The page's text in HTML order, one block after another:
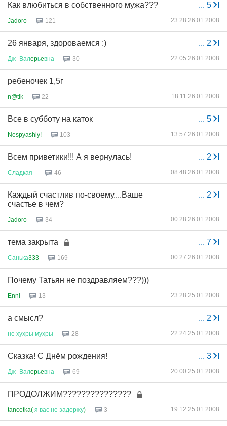
... 5
Как влюбиться в собственного мужа???
Jadoro 121 23:28 26.01.2008
... 2
26 января, здороваемся :)
Дж Валepьeвна 30 22:05 26.01.2008
ребеночек 1,5г
n@tik 22 18:11 26.01.2008
... 5
Все в субботу на каток
Nespyashiy! 103 13:57 26.01.2008
... 2
Всем приветики!!! А я вернулась!
Сладкая 46 08:48 26.01.2008
... 2
Каждый счастлив по-своему....Ваше
счастье в чем?
Jadoro 34 00:28 26.01.2008
... 7
тема закрыта
Санька333 169 00:27 26.01.2008
Почему Татьян не поздравляем???)))
Enni 13 23:28 25.01.2008
... 2
а смысл?
не хухры мухры 28 22:24 25.01.2008
... 3
Сказка! С Днём рождения!
Дж Валepьeвна 69 20:00 25.01.2008
ПРОДОЛЖИМ???????????????
tancetka( я вас не задержу) 3 19:12 25.01.2008